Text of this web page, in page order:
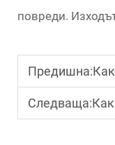
повреди.
Предишна:Каква
Следваща:Как да